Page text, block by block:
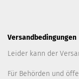
Versandbedingungen
Leider kann der
Für Behörden und